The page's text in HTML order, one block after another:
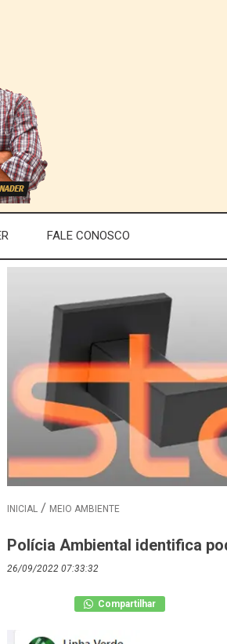
FALE CONOSCO
INICIAL MEIO AMBIENTE
Polícia Ambiental identifica
26/09/2022 07:33:32
Compartilhar